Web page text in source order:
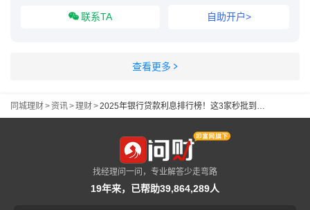
联系TA 自助开户>
查看更多
同城理财>资讯>理财> 2025年银行贷款利息排行榜！这3家秒批到账，全国利息最低
找经理问一问，专业解答少走弯路
19年来，已帮助39,864,289人